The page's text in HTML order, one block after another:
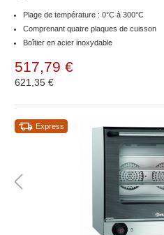
Plage de température : 0°C à 300°C
Comprenant quatre plaques de cuisson
Boîtier en acier inoxydable
517,79 €
621,35 €
Express